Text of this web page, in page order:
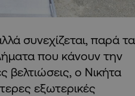
συνεχίζεται, παρά τα
που κάνουν την
βελτιώσεις, ο Νικήτα
εξωτερικές